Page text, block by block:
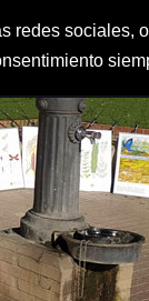
redes sociales,
CLASIFICACIONES